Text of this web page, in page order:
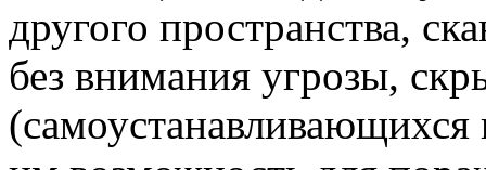
другого пространства,
без внимания угрозы,